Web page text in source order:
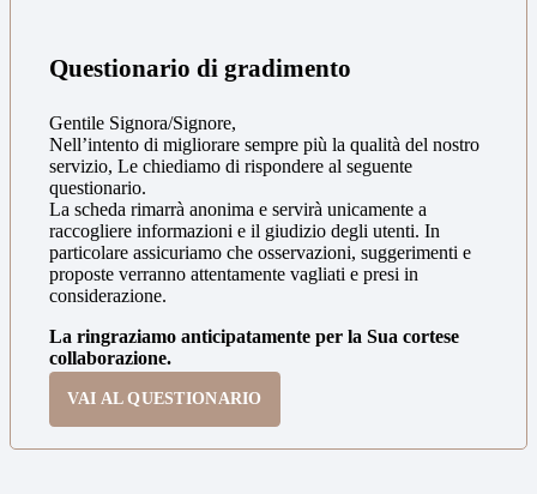
Questionario di gradimento
Gentile Signora/Signore,
Nell’intento di migliorare sempre più la qualità del nostro
servizio, Le chiediamo di rispondere al seguente
questionario.
La scheda rimarrà anonima e servirà unicamente a
raccogliere informazioni e il giudizio degli utenti. In
particolare assicuriamo che osservazioni, suggerimenti e
proposte verranno attentamente vagliati e presi in
considerazione.
La ringraziamo anticipatamente per la Sua cortese
collaborazione.
VAI AL QUESTIONARIO